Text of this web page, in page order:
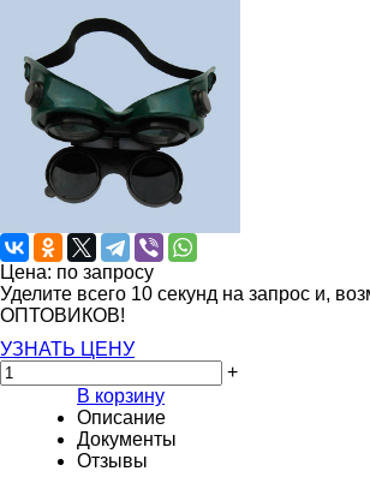
Цена: по запросу
Уделите всего 10 секунд на запрос и,
ОПТОВИКОВ!
УЗНАТЬ ЦЕНУ
+
В корзину
Описание
Документы
Отзывы